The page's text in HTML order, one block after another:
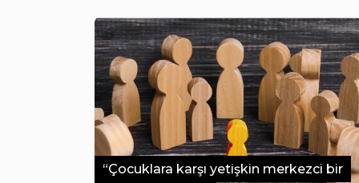
“Çocuklara karşı yetişkin merkezci bir